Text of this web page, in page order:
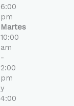
6:00
pm
Martes
10:00
am
-
2:00
pm
y
4:00